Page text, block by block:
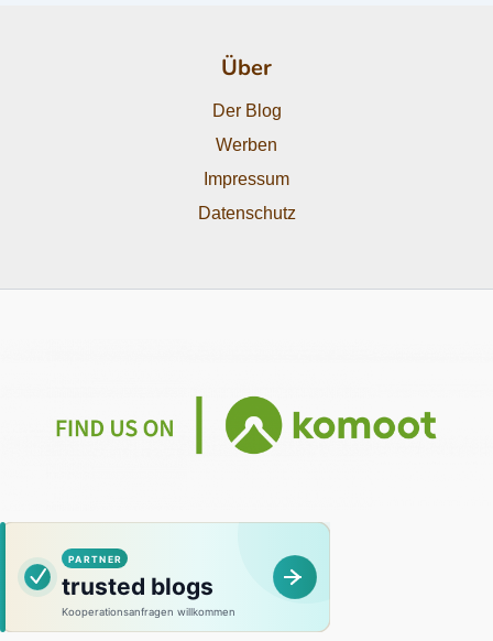
Über
Der Blog
Werben
Impressum
Datenschutz